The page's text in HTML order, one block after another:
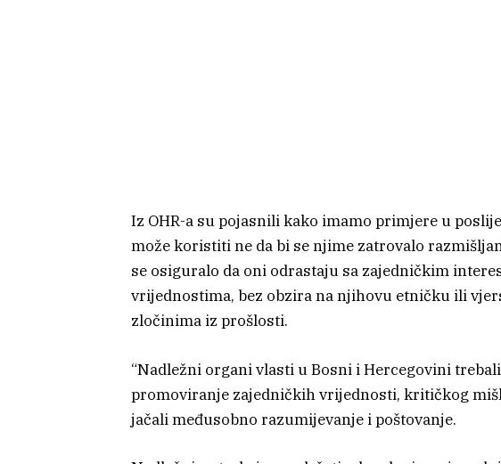
Iz OHR-a su pojasnili kako imamo primjere u
može koristiti ne da bi se njime zatrovalo
se osiguralo da oni odrastaju sa zajedničkim
vrijednostima, bez obzira na njihovu etničku ili
zločinima iz prošlosti.
“Nadležni organi vlasti u Bosni i Hercegovini
promoviranje zajedničkih vrijednosti, kritičkog
jačali međusobno razumijevanje i poštovanje.